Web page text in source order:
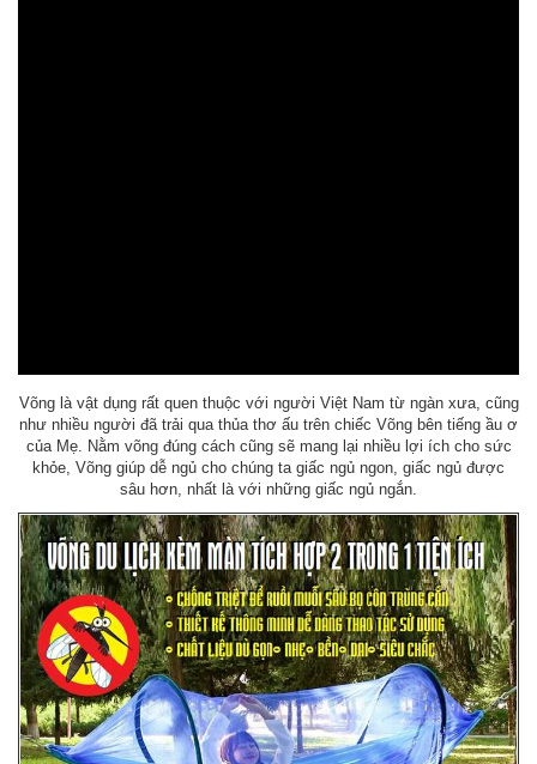
Võng là vật dụng rất quen thuộc với người Việt Nam từ ngàn xưa, cũng
như nhiều người đã trải qua thủa thơ ấu trên chiếc Võng bên tiếng ầu ơ
của Mẹ. Nằm võng đúng cách cũng sẽ mang lại nhiều lợi ích cho sức
khỏe, Võng giúp dễ ngủ cho chúng ta giấc ngủ ngon, giấc ngủ được
sâu hơn, nhất là với những giấc ngủ ngắn.